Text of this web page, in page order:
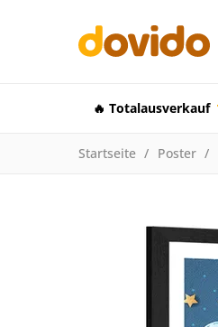
🔥 Totalausverkauf
Startseite Poster